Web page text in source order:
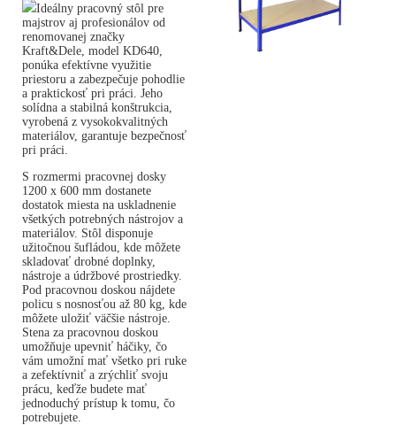
Ideálny pracovný stôl pre
majstrov aj profesionálov od
renomovanej značky
Kraft&Dele, model KD640,
ponúka efektívne využitie
priestoru a zabezpečuje pohodlie
a praktickosť pri práci. Jeho
solídna a stabilná konštrukcia,
vyrobená z vysokokvalitných
materiálov, garantuje bezpečnosť
pri práci.
S rozmermi pracovnej dosky
1200 x 600 mm dostanete
dostatok miesta na uskladnenie
všetkých potrebných nástrojov a
materiálov. Stôl disponuje
užitočnou šufládou, kde môžete
skladovať drobné doplnky,
nástroje a údržbové prostriedky.
Pod pracovnou doskou nájdete
policu s nosnosťou až 80 kg, kde
môžete uložiť väčšie nástroje.
Stena za pracovnou doskou
umožňuje upevniť háčiky, čo
vám umožní mať všetko pri ruke
a zefektívniť a zrýchliť svoju
prácu, keďže budete mať
jednoduchý prístup k tomu, čo
potrebujete.